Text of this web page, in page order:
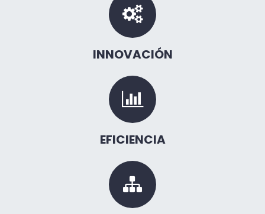
INNOVACIÓN
EFICIENCIA